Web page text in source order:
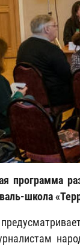
программа
школа